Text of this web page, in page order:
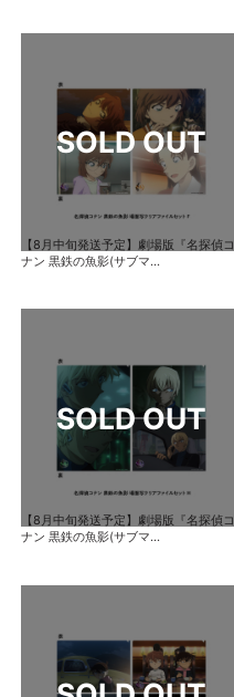
【8月中旬発送予定】劇場版『名探偵コ
ナン 黒鉄の魚影(サブマ...
【8月中旬発送予定】劇場版『名探偵コ
ナン 黒鉄の魚影(サブマ...